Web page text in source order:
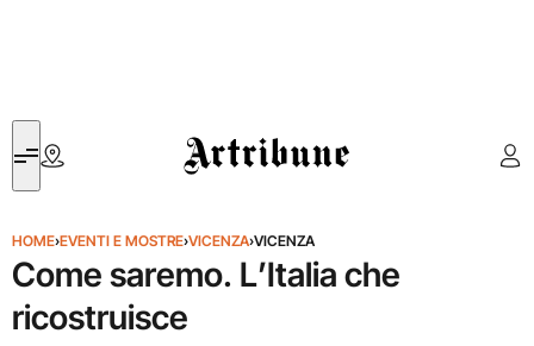
Artribune
HOME›EVENTI E MOSTRE›VICENZA›VICENZA
Come saremo. L’Italia che
ricostruisce